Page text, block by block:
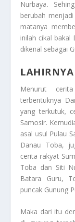
Nurbaya.
berubah
matanya
inilah cikal bakal
dikenal sebagai
Menurut
terbentuknya
yang terkutuk,
Samosir.
asal usul Pulau
Danau Toba,
cerita rakyat
Toba dan Siti
Batara Guru,
puncak Gunung
Maka dari itu